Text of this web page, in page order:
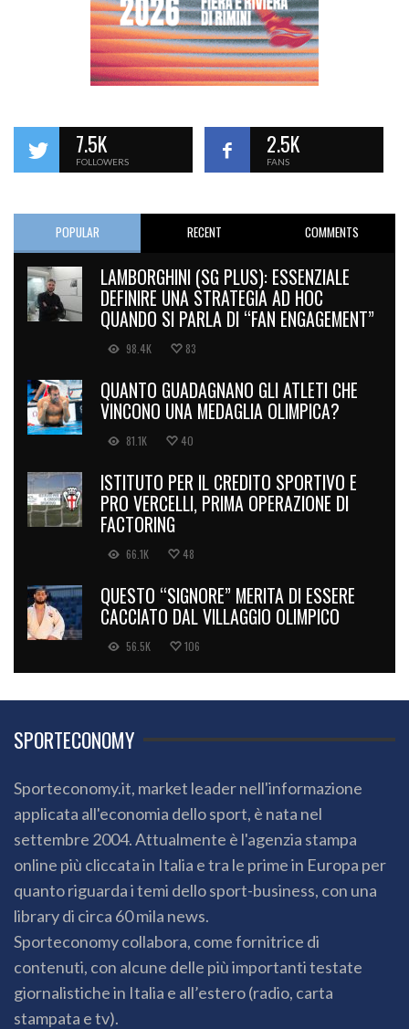
7.5K
FOLLOWERS
2.5K
FANS
POPULAR RECENT COMMENTS
LAMBORGHINI (SG PLUS): ESSENZIALE
DEFINIRE UNA STRATEGIA AD HOC
QUANDO SI PARLA DI “FAN ENGAGEMENT”
98.4K 83
QUANTO GUADAGNANO GLI ATLETI CHE
VINCONO UNA MEDAGLIA OLIMPICA?
81.1K 40
ISTITUTO PER IL CREDITO SPORTIVO E
PRO VERCELLI, PRIMA OPERAZIONE DI
FACTORING
66.1K 48
QUESTO “SIGNORE” MERITA DI ESSERE
CACCIATO DAL VILLAGGIO OLIMPICO
56.5K 106
SPORTECONOMY
Sporteconomy.it, market leader nell'informazione
applicata all'economia dello sport, è nata nel
settembre 2004. Attualmente è l'agenzia stampa
online più cliccata in Italia e tra le prime in Europa per
quanto riguarda i temi dello sport-business, con una
library di circa 60 mila news.
Sporteconomy collabora, come fornitrice di
contenuti, con alcune delle più importanti testate
giornalistiche in Italia e all’estero (radio, carta
stampata e tv).